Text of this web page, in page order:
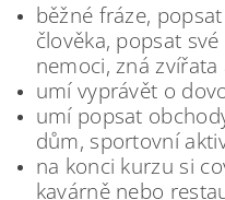
běžné fráze,
člověka, popsat
nemoci, zná zvířata
umí vyprávět o
umí popsat
dům, sportovní
na konci kurzu si
kavárně nebo